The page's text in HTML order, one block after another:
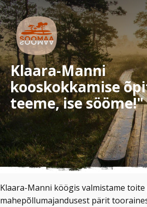
Klaara-Manni
kooskokkamise
teeme, ise sööme!"
Klaara-Manni köögis valmistame
mahepõllumajandusest pärit